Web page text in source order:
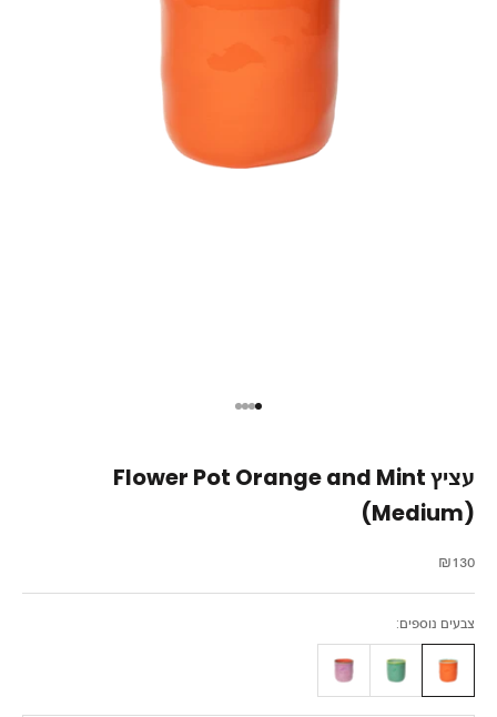
עבור לפריט 1
עבור לפריט 2
עבור לפריט 3
עבור לפריט 4
עציץ Flower Pot Orange and Mint
(Medium)
מחיר מבצע
₪130
צבעים נוספים: